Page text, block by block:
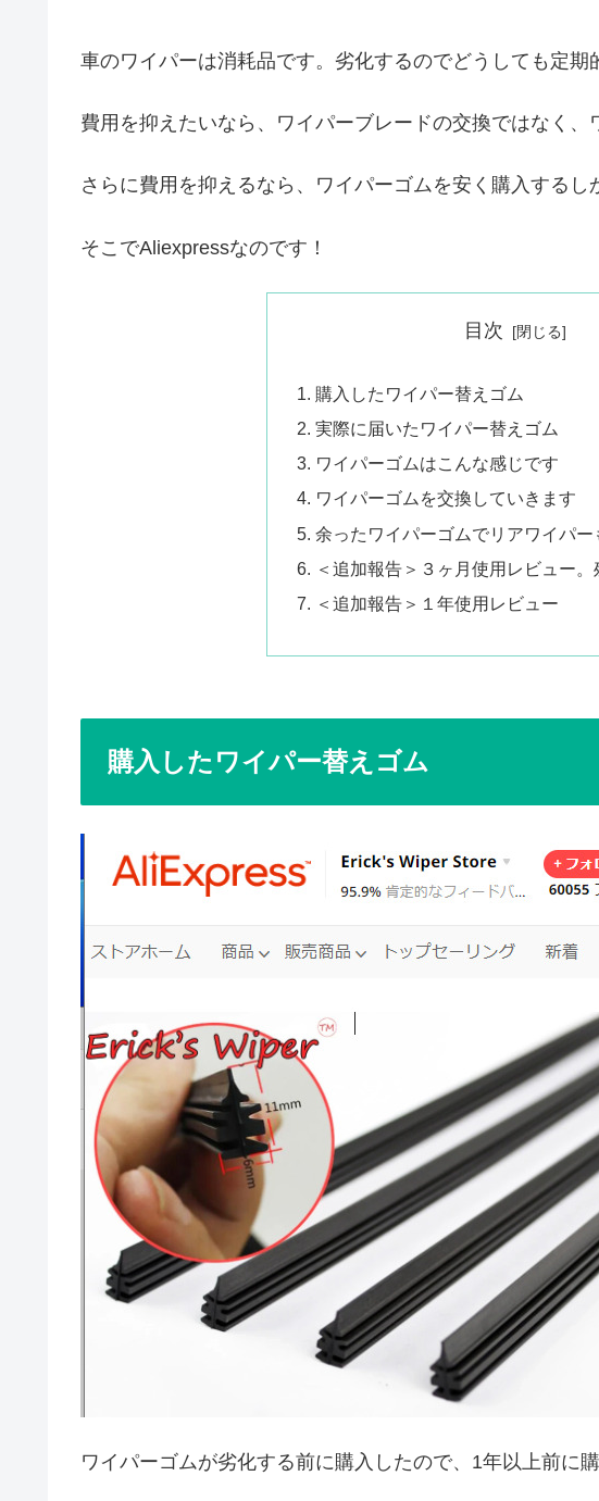
車のワイパーは消耗品です。劣化するのでどうしても定期
費用を抑えたいなら、ワイパーブレードの交換ではなく、
さらに費用を抑えるなら、ワイパーゴムを安く購入するし
そこでAliexpressなのです！
目次
購入したワイパー替えゴム
実際に届いたワイパー替えゴム
ワイパーゴムはこんな感じです
ワイパーゴムを交換していきます
余ったワイパーゴムでリアワイパー
＜追加報告＞３ヶ月使用レビュー
＜追加報告＞１年使用レビュー
購入したワイパー替えゴム
ワイパーゴムが劣化する前に購入したので、1年以上前に